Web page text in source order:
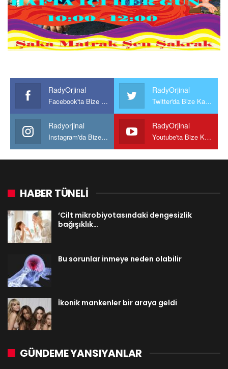
RadyOrjinal
Facebook'ta Bize Katılın
RadyOrjinal
Twitter'da Bize Katılın
Radyorjinal
Instagram'da Bize katılın
RadyOrjinal
Youtube'ta Bize Katılın
HABER TÜNELİ
‘Cilt mikrobiyotasındaki dengesizlik
bağışıklık…
Bu sorunlar inmeye neden olabilir
İkonik mankenler bir araya geldi
GÜNDEME YANSIYANLAR